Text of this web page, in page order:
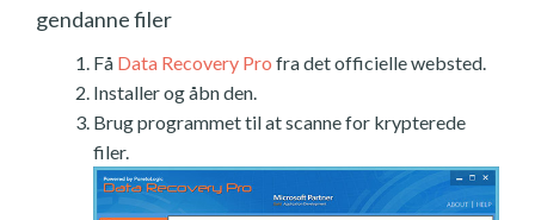
gendanne filer
Få Data Recovery Pro fra det officielle websted.
Installer og åbn den.
Brug programmet til at scanne for krypterede
filer.